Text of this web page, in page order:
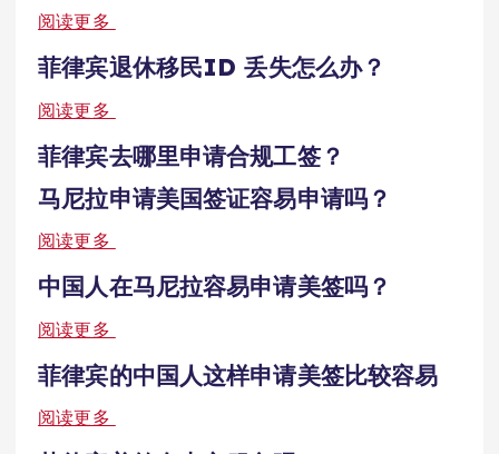
阅读更多
菲律宾退休移民ID 丢失怎么办？
阅读更多
菲律宾去哪里申请合规工签？
马尼拉申请美国签证容易申请吗？
阅读更多
中国人在马尼拉容易申请美签吗？
阅读更多
菲律宾的中国人这样申请美签比较容易
阅读更多